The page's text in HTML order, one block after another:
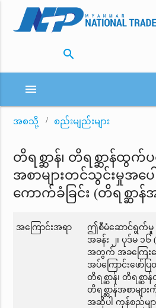
search
menu
အစသို့ စည်းမျည်းများ
တိရစ္ဆာန်၊ တိရစ္ဆာန်ထွက်ပ
အစာများတင်သွင်းမှုအပေ
ကောက်ခံခြင်း (တိရစ္ဆာန်
အကြောင်းအရာ
ဤစီမံဆောင်ရွက်မှု (
အခန်း ၂၊ ပုဒ်မ ၁
အတွက် အခကြေးငွ
အပ်ကြောင်းဖော်ပ
တိရစ္ဆာန်၊ တိရစ္ဆာ
တိရစ္ဆာန်အစာမျ
အဆိုပါ ကုန်စည်မျာ